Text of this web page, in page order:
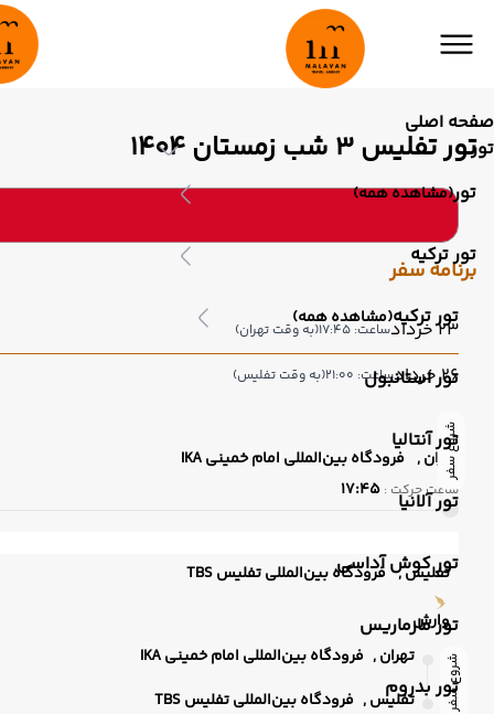
صفحه اصلی
تور
تور(مشاهده همه)
تور ترکیه
تور ترکیه(مشاهده همه)
تور استانبول
تور آنتالیا
تور آلانیا
تور کوش آداسی
تور مارماریس
تور بدروم
تور تفلیس 3 شب زمستان 1404
برنامه سفر
23 خرداد ساعت: 17:45 (به وقت تهران)
26 خرداد ساعت: 21:00 (به وقت تفلیس)
شروع سفر
تهران , فرودگاه بین‌المللی امام خمینی IKA
ساعت حرکت : 17:45
تفلیس , فرودگاه بین‌المللی تفلیس TBS
وارش
شروع سفر تهران , فرودگاه بین‌المللی امام خمینی IKA
تفلیس , فرودگاه بین‌المللی تفلیس TBS